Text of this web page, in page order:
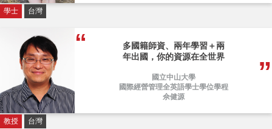
學士 台灣
多國籍師資、兩年學習＋兩
年出國，你的資源在全世界
國立中山大學
國際經營管理全英語學士學位學程
佘健源
教授 台灣